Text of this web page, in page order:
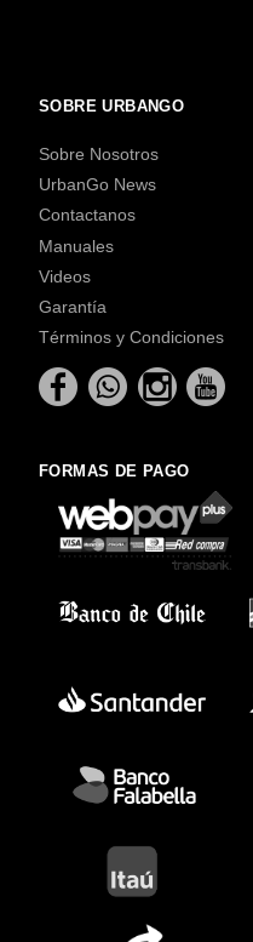
SOBRE URBANGO
Sobre Nosotros
UrbanGo News
Contactanos
Manuales
Videos
Garantía
Términos y Condiciones
FORMAS DE PAGO